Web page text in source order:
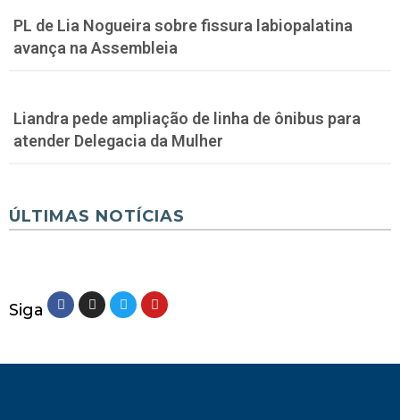
PL de Lia Nogueira sobre fissura labiopalatina
avança na Assembleia
Liandra pede ampliação de linha de ônibus para
atender Delegacia da Mulher
ÚLTIMAS NOTÍCIAS
Siga